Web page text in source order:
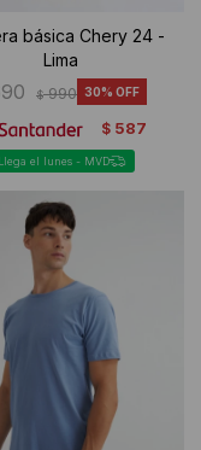
básica Chery 24 -
Lima
$ 990 30
$ 587
Llega el lunes - MVD